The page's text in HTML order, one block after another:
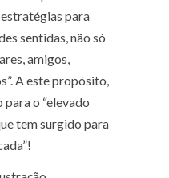
para
sentidas, não só
amigos,
A este propósito,
para o “elevado
tem surgido para